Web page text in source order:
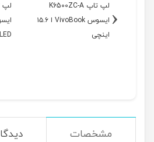
لپ تاپ K6500ZC-A
ایسوس VivoBook ا ۱۵.۶
اینچی ‹
مشخصات